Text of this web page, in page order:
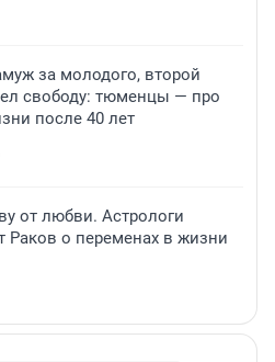
за молодого, второй
свободу: тюменцы — про
после 40 лет
от любви. Астрологи
Раков о переменах в жизни